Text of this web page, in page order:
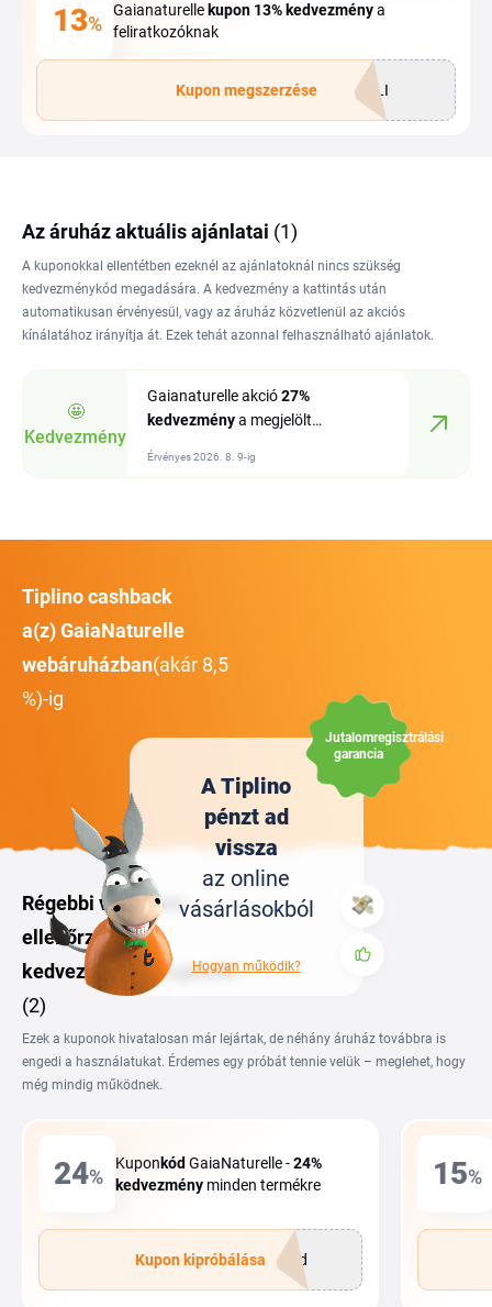
13%
Gaianaturelle kupon 13% kedvezménya
feliratkozóknak
PLI
Kupon megszerzése
Az áruház aktuális ajánlatai (1)
A kuponokkal ellentétben ezeknél az ajánlatoknál nincs szükség
kedvezménykód megadására. A kedvezmény a kattintás után
automatikusan érvényesül, vagy az áruház közvetlenül az akciós
kínálatához irányítja át. Ezek tehát azonnal felhasználható ajánlatok.
🤩
Kedvezmény
Gaianaturelle akció27%
kedvezménya megjelölt
Érvényes 2026. 8. 9-ig
Tiplino cashback
a(z) GaiaNaturelle
webáruházban(akár 8,5
%)-ig
A Tiplino
pénzt ad
vissza
az online
vásárlásokból
Hogyan működik?
Jutalomregisztrálási
garancia
Régebbi vagy nem
ellenőrzött
kedvezményes kuponok
(2)
Ezek a kuponok hivatalosan már lejártak, de néhány áruház továbbra is
engedi a használatukat. Érdemes egy próbát tennie velük – meglehet, hogy
még mindig működnek.
24%
Kuponkód GaiaNaturelle -24%
kedvezmény minden termékre
kód
Kupon kipróbálása
15%